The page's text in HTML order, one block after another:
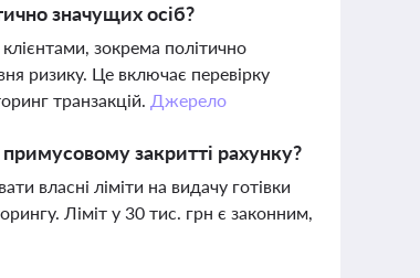
значущих осіб?
зокрема політично
ризику. Це включає перевірку
транзакцій. Джерело
закритті рахунку?
власні ліміти на видачу готівки
Ліміт у 30 тис. грн є законним,